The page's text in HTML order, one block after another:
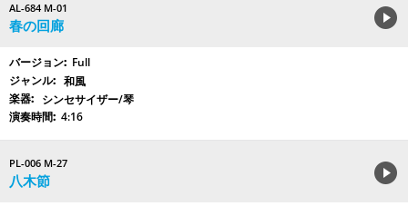
AL-684 M-01
春の回廊
Full
和風
シンセサイザー/琴
4:16
PL-006 M-27
八木節